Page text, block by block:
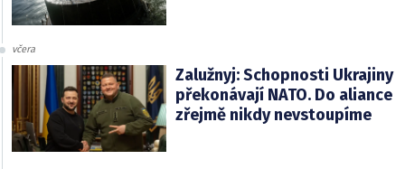
včera
Zalužnyj: Schopnosti Ukrajiny
překonávají NATO. Do aliance
zřejmě nikdy nevstoupíme